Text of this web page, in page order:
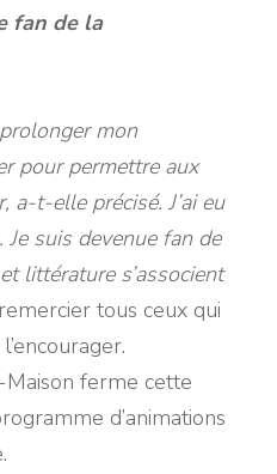
fan de la
mon
pour permettre aux
a-t-elle précisé. J’ai eu
Je suis devenue fan de
littérature s’associent
tous ceux qui
Maison ferme cette
d’animations